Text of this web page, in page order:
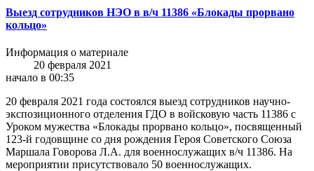
Выезд сотрудников НЭО в в/ч 11386 «Блокады прорвано
кольцо»
Информация о материале
20 февраля 2021
начало в 00:35
20 февраля 2021 года состоялся выезд сотрудников научно-
экспозиционного отделения ГДО в войсковую часть 11386 с
Уроком мужества «Блокады прорвано кольцо», посвященный
123-й годовщине со дня рождения Героя Советского Союза
Маршала Говорова Л.А. для военнослужащих в/ч 11386. На
мероприятии присутствовало 50 военнослужащих.